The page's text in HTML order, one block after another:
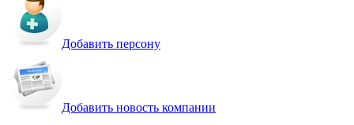
Добавить персону
Добавить новость компании